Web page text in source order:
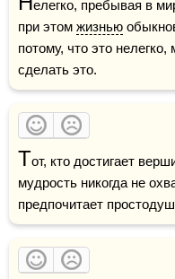
елегко, пребывая в
при этом жизнью
потому, что это
сделать это.
Тот, кто достигает
мудрость никогда не
предпочитает